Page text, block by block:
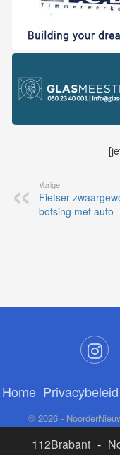
Vorige
Fietser
botsing met auto
Home Privacybeleid
© 2026 -
112Brabant -